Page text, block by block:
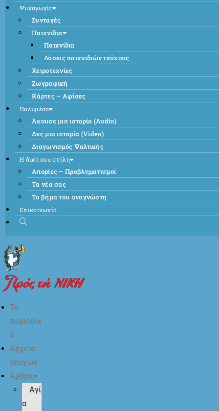
Ψυχαγωγία
Συνταγές
Παιχνίδια
Παιχνίδια
Λύσεις παιχνιδιών τεύχους
Χειροτεχνίες
Ζωγραφική
Κάρτες – Αφίσες
Πολυμέσα
Άκουσε μια ιστορία (Audio)
Δες μια ιστορία (Video)
Διαγωνισμός Ψαλτικής
Η δική σου στήλη
Απορίες – Προβληματισμοί
Τα νέα σας
Το βήμα του αναγνώστη
Επικοινωνία
Το
περιοδικ
ό
Αρχείο
τευχών
Άρθρα
Αγί
α